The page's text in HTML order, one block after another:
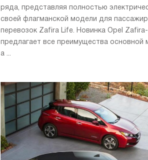
ряда, представляя полностью
своей флагманской модели для
перевозок Zafira Life. Новинка Opel
предлагает все преимущества
а ...